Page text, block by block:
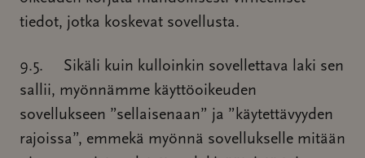
tiedot, jotka koskevat sovellusta.
9.5. Sikäli kuin kulloinkin sovellettava laki sen
sallii, myönnämme käyttöoikeuden
sovellukseen ”sellaisenaan” ja ”käytettävyyden
rajoissa”, emmekä myönnä sovellukselle mitään